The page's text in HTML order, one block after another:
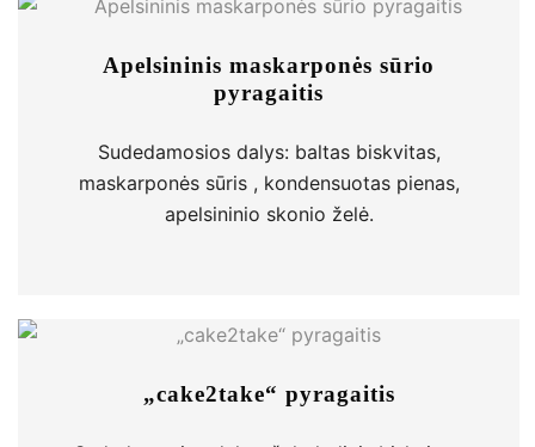
Apelsininis maskarponės sūrio
pyragaitis
Sudedamosios dalys: baltas biskvitas,
maskarponės sūris , kondensuotas pienas,
apelsininio skonio želė.
„cake2take“ pyragaitis